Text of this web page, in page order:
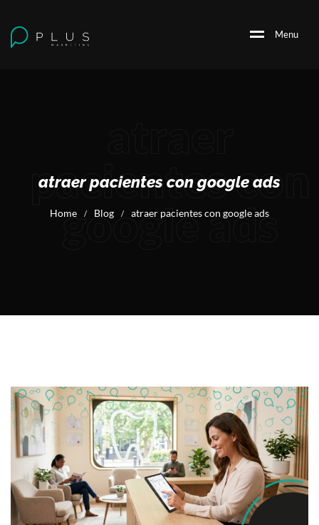
Menu
pacientes con
google ads
atraer pacientes con google ads
Home / Blog / atraer pacientes con google ads